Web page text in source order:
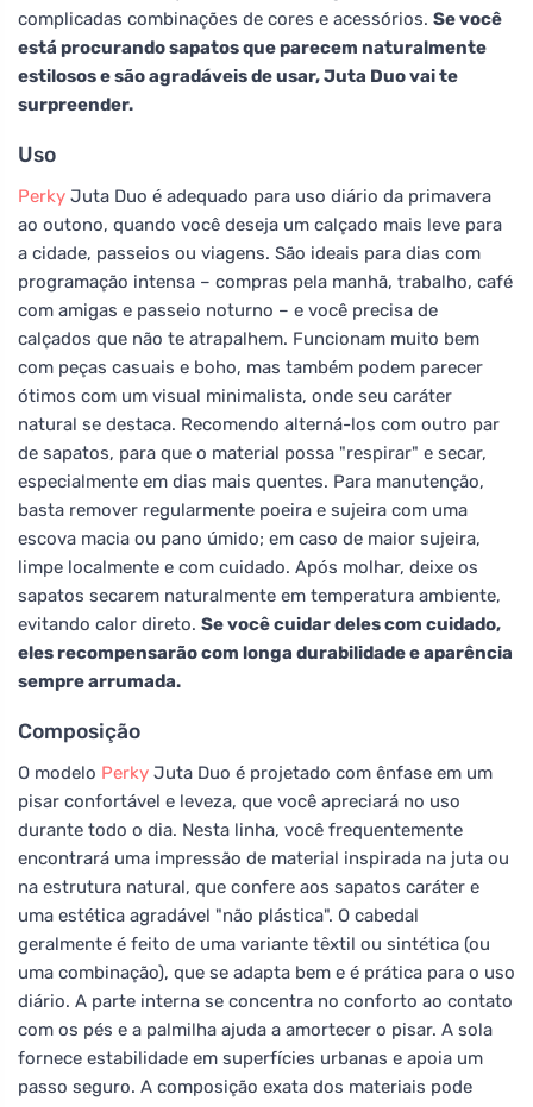
complicadas combinações de cores e acessórios. Se você
está procurando sapatos que parecem naturalmente
estilosos e são agradáveis de usar, Juta Duo vai te
surpreender.
Uso
Perky Juta Duo é adequado para uso diário da primavera
ao outono, quando você deseja um calçado mais leve para
a cidade, passeios ou viagens. São ideais para dias com
programação intensa – compras pela manhã, trabalho, café
com amigas e passeio noturno – e você precisa de
calçados que não te atrapalhem. Funcionam muito bem
com peças casuais e boho, mas também podem parecer
ótimos com um visual minimalista, onde seu caráter
natural se destaca. Recomendo alterná-los com outro par
de sapatos, para que o material possa "respirar" e secar,
especialmente em dias mais quentes. Para manutenção,
basta remover regularmente poeira e sujeira com uma
escova macia ou pano úmido; em caso de maior sujeira,
limpe localmente e com cuidado. Após molhar, deixe os
sapatos secarem naturalmente em temperatura ambiente,
evitando calor direto. Se você cuidar deles com cuidado,
eles recompensarão com longa durabilidade e aparência
sempre arrumada.
Composição
O modelo Perky Juta Duo é projetado com ênfase em um
pisar confortável e leveza, que você apreciará no uso
durante todo o dia. Nesta linha, você frequentemente
encontrará uma impressão de material inspirada na juta ou
na estrutura natural, que confere aos sapatos caráter e
uma estética agradável "não plástica". O cabedal
geralmente é feito de uma variante têxtil ou sintética (ou
uma combinação), que se adapta bem e é prática para o uso
diário. A parte interna se concentra no conforto ao contato
com os pés e a palmilha ajuda a amortecer o pisar. A sola
fornece estabilidade em superfícies urbanas e apoia um
passo seguro. A composição exata dos materiais pode